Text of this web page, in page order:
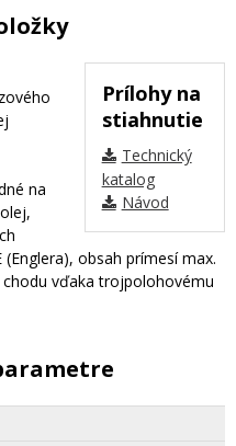
Prílohy na
stiahnutie
Technický
katalog
Návod
na
obsah prímesí max.
vďaka trojpolohovému